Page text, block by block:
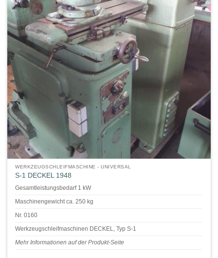
WERKZEUGSCHLEIFMASCHINE - UNIVERSAL
S-1 DECKEL 1948
Gesamtleistungsbedarf 1 kW
Maschinengewicht ca. 250 kg
Nr. 0160
Werkzeugschleifmaschinen DECKEL, Typ S-1
Mehr Informationen auf der Produkt-Seite